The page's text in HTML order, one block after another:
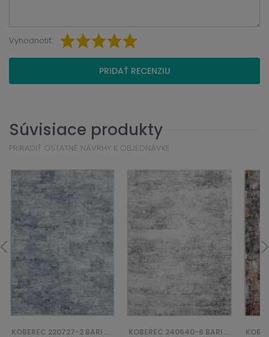
Vyhodnotiť:
PRIDAŤ RECENZIU
Súvisiace produkty
PRIRADIŤ OSTATNÉ NÁVRHY K OBJEDNÁVKE
KOBEREC 220727-2 BARI PRINT (D) KOBEREC 240640-6 BARI PRINT